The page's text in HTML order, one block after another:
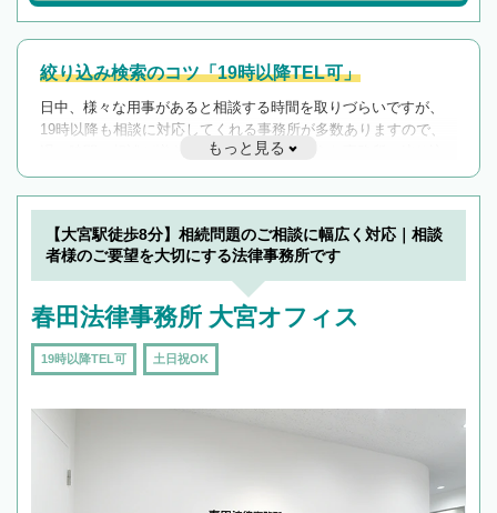
絞り込み検索のコツ「19時以降TEL可」
日中、様々な用事があると相談する時間を取りづらいですが、
19時以降も相談に対応してくれる事務所が多数ありますので、
遅い時間の相談が増えそうな場合はそのような事務所に絞り込
んで検索してみましょう。
19時以降TEL可の条件
を加えて再検索
もっと見る
【大宮駅徒歩8分】相続問題のご相談に幅広く対応｜相談
者様のご要望を大切にする法律事務所です
春田法律事務所 大宮オフィス
19時以降TEL可 土日祝OK